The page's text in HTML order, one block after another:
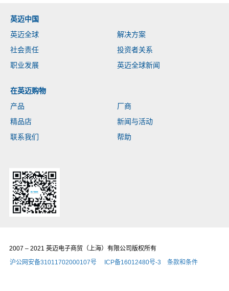
英迈中国
英迈全球
解决方案
社会责任
投资者关系
职业发展
英迈全球新闻
在英迈购物
产品
厂商
精品店
新闻与活动
联系我们
帮助
2007 – 2021 英迈电子商贸（上海）有限公司版权所有
沪公网安备31011702000107号
ICP备16012480号-3 条款和条件